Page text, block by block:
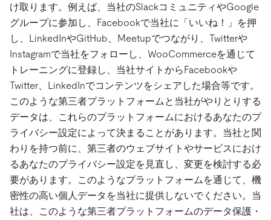
け取ります。例えば、当社のSlackコミュニティやGoogle
グループに参加し、Facebookで当社に「いいね！」を押
し、LinkedInやGitHub、Meetupでつながり、Twitterや
Instagramで当社をフォローし、WooCommerceを通じて
トレーニングに登録し、当社サイトからFacebookや
Twitter、LinkedInでコンテンツをシェアした場合等です。
このような第三者プラットフォームと当社がやりとりする
データは、これらのプラットフォームにおけるあなたのプ
ライバシー設定によって決まることがあります。当社と関
わりを持つ前に、第三者のウェブサイトやサービスにおけ
るあなたのプライバシー設定を見直し、変更を検討する必
要があります。このようなプラットフォームを通じて、機
密性の高い個人データを当社に提供しないでください。当
社は、このような第三者プラットフォームのデータ保護・